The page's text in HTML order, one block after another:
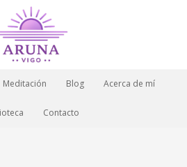
Meditación Blog Acerca de mí
Contacto